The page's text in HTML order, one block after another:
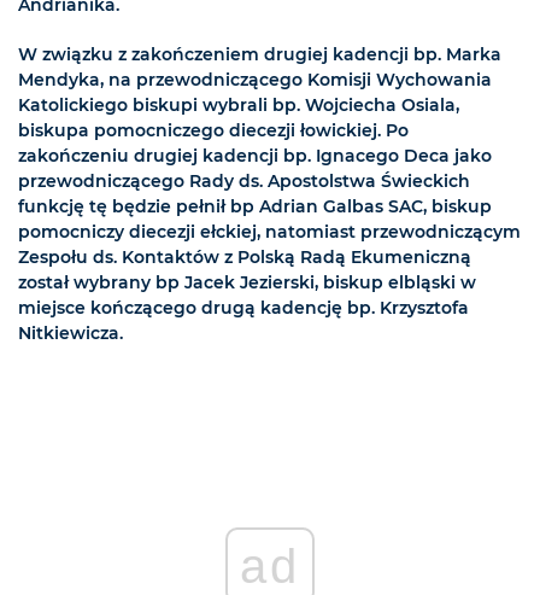
Andrianika.
W związku z zakończeniem drugiej kadencji bp. Marka
Mendyka, na przewodniczącego Komisji Wychowania
Katolickiego biskupi wybrali bp. Wojciecha Osiala,
biskupa pomocniczego diecezji łowickiej. Po
zakończeniu drugiej kadencji bp. Ignacego Deca jako
przewodniczącego Rady ds. Apostolstwa Świeckich
funkcję tę będzie pełnił bp Adrian Galbas SAC, biskup
pomocniczy diecezji ełckiej, natomiast przewodniczącym
Zespołu ds. Kontaktów z Polską Radą Ekumeniczną
został wybrany bp Jacek Jezierski, biskup elbląski w
miejsce kończącego drugą kadencję bp. Krzysztofa
Nitkiewicza.
ad